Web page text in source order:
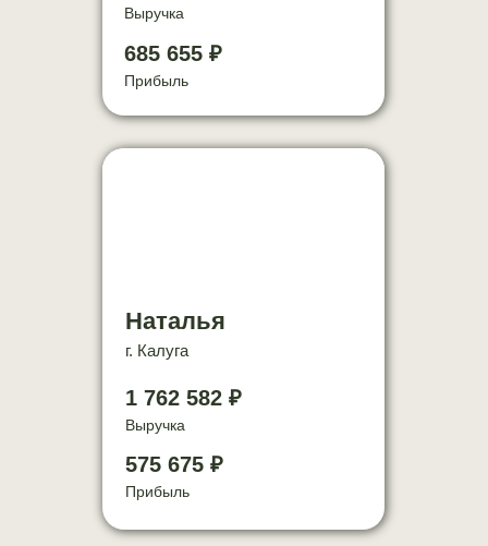
Наталья
г. Калуга
1 762 582 ₽
Выручка
575 675 ₽
Прибыль
Выручка
685 655 ₽
Прибыль